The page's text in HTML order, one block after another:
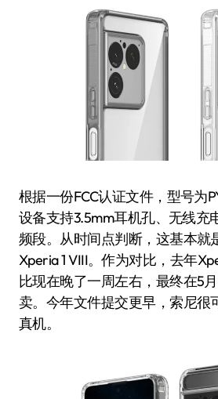
根据一份FCC认证文件，型号为
设备支持3.5mm耳机孔、无线充
频段。从时间点判断，这基本就
Xperia 1 VIII。作为对比，去年
比现在晚了一周左右，最终在5
卖。今年文件提交更早，索尼很
真机。